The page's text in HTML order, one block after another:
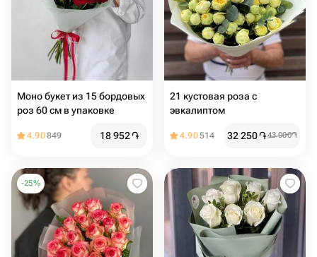
Моно букет из 15 бордовых
роз 60 см в упаковке
4.90849 18 952֏
21 кустовая роза с
эвкалиптом
4.90514 32 250֏43 000֏
-25%